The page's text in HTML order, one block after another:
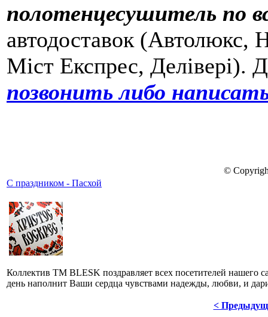
полотенцесушитель по
автодоставок
Міст Експрес, Делівері).
позвонить либо
©
С праздником - Пасхой
Коллектив TM BLESK поздравляет всех посетителей нашего
день наполнит Ваши сердца чувствами надежды, любви, и
<